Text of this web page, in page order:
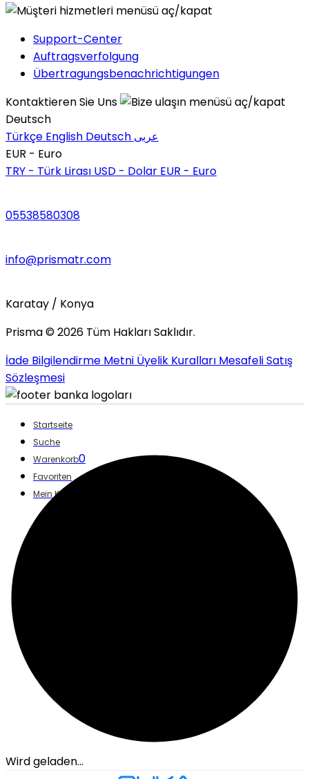
Support-Center
Auftragsverfolgung
Übertragungsbenachrichtigungen
Kontaktieren Sie Uns
Deutsch
Türkçe English Deutsch عربى
EUR - Euro
TRY - Türk Lirası USD - Dolar EUR - Euro
05538580308
info@prismatr.com
Karatay / Konya
Prisma ©2026 Tüm Hakları Saklıdır.
İade Bilgilendirme Metni Üyelik Kuralları Mesafeli Satış
Sözleşmesi
Startseite
Suche
Warenkorb0
Favoriten
Mein Konto
Wird geladen...